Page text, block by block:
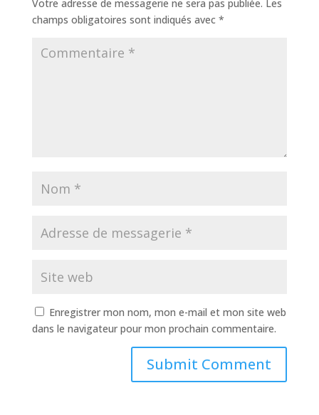
Votre adresse de messagerie ne sera pas publiée. Les
champs obligatoires sont indiqués avec *
Enregistrer mon nom, mon e-mail et mon site web
dans le navigateur pour mon prochain commentaire.